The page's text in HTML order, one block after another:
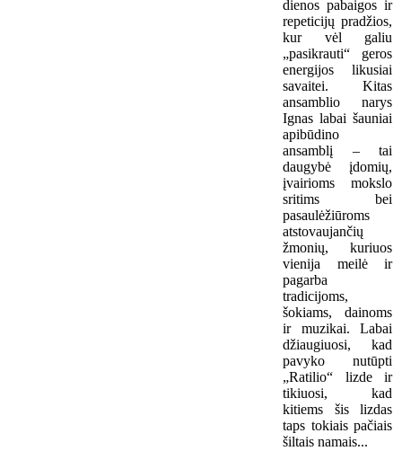
dienos pabaigos ir
repeticijų pradžios,
kur vėl galiu
„pasikrauti“ geros
energijos likusiai
savaitei. Kitas
ansamblio narys
Ignas labai šauniai
apibūdino
ansamblį – tai
daugybė įdomių,
įvairioms mokslo
sritims bei
pasaulėžiūroms
atstovaujančių
žmonių, kuriuos
vienija meilė ir
pagarba
tradicijoms,
šokiams, dainoms
ir muzikai. Labai
džiaugiuosi, kad
pavyko nutūpti
„Ratilio“ lizde ir
tikiuosi, kad
kitiems šis lizdas
taps tokiais pačiais
šiltais namais...